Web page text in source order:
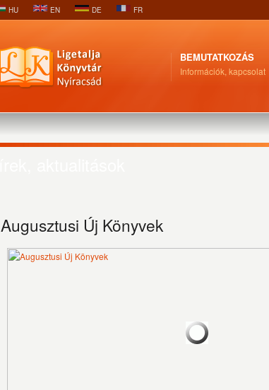
HU EN DE FR
BEMUTATKOZÁS
Információk, kapcsolat
Augusztusi Új Könyvek